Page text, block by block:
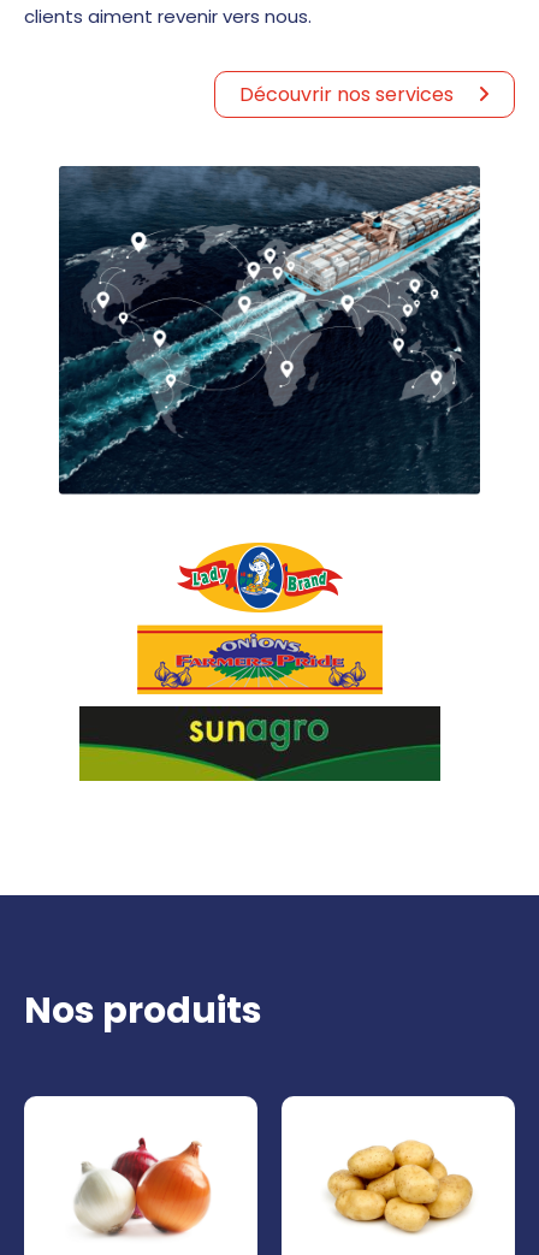
clients aiment revenir vers nous.
Découvrir nos services
Nos produits